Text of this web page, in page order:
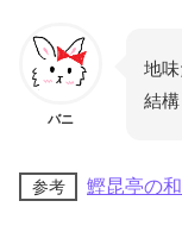
バニ
地
結構
参考 鰹昆亭の